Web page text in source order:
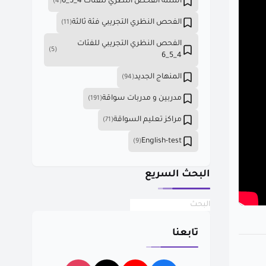
الفحص النظري التجريبي فئة ثالثة(11)
الفحص النظري التجريبي للفئات
4_5_6
(5)
المنهاج الجديد(94)
مدربين و مدربات سواقة(191)
مراكز تعليم السواقة(71)
English-test
(9)
البحث السريع
تابعنا